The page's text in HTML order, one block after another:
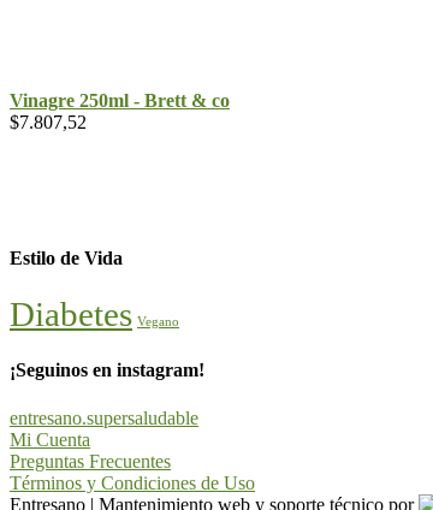
Vinagre 250ml - Brett & co
$7.807,52
Estilo de Vida
Diabetes Vegano
¡Seguinos en instagram!
entresano.supersaludable
Mi Cuenta
Preguntas Frecuentes
Términos y Condiciones de Uso
Entresano | Mantenimiento web y soporte técnico por